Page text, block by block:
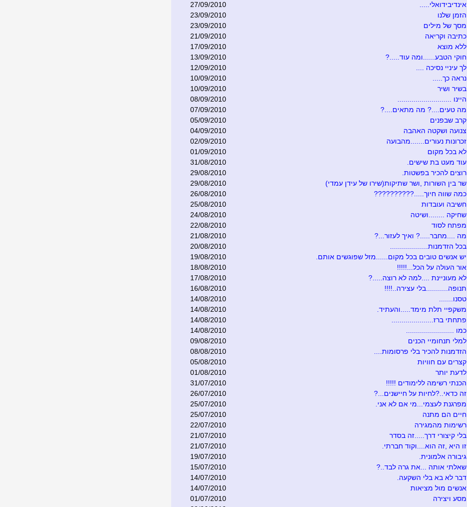
אינדיבידואלי.....
27/09/2010
הזמן שלנו
23/09/2010
מסך של מילים
23/09/2010
כתיבה וקריאה
21/09/2010
ללא מוצא
17/09/2010
חוקי הטבע......ומה עוד.....?
13/09/2010
לך עיניי נסיכה ....
12/09/2010
נראה כך.....
10/09/2010
בשיר ושיר
10/09/2010
היינו ...........................
08/09/2010
מה טעים....? מה מתאים....?
07/09/2010
קרב שבפנים
05/09/2010
צנועה ושקטה האהבה
04/09/2010
זכרונות נעורים.......מהבועה
02/09/2010
לא בכל מקום
01/09/2010
עוד מעט בת שישים.
31/08/2010
רוצים להכיר בפשטות.
29/08/2010
שר בין השורות ,ושר שתיקות(שירו של עידן עמדי)
29/08/2010
כמה שווה חיוך.....??????????
26/08/2010
חשיבה ועובדות
25/08/2010
שחיקה ........ושיטה
24/08/2010
מפתח לסוד
22/08/2010
מה ....מחבר.....? ואיך לעזור...?
21/08/2010
בכל הזדמנות...................
20/08/2010
יש אנשים טובים בכל מקום......מזל שפוגשים אותם.
19/08/2010
אור העולה על הכל...!!!!!
18/08/2010
לא מעוניינת ....למה לא רוצה.....?
17/08/2010
תנופה...........בלי עצירה..!!!!
16/08/2010
טסנו.......
14/08/2010
משקפיי תלת מימד.....והעתיד.
14/08/2010
פתחתי ברז.....................
14/08/2010
כמו ........................
14/08/2010
למלי תנחומיי הכנים
09/08/2010
הזדמנות להכיר בלי פרסומות....
08/08/2010
קצרים עם חוויות
05/08/2010
לדעת יותר
01/08/2010
הכנתי רשימה ללימודים !!!!!
31/07/2010
זה כדאי..?לחיות על חיישנים...?
26/07/2010
מפרגנת לעצמי...מי אם לא אני.
25/07/2010
חיים הם מתנה
25/07/2010
רשימות מהמגירה
22/07/2010
בלי קיצורי דרך.....זה בסדר
21/07/2010
זו היא ,זה הוא....וקוד חברתי.
21/07/2010
גיבורה אלמונית.
19/07/2010
שאלתי אותה ...את גרה לבד..?
15/07/2010
דבר לא בא בלי השקעה.
14/07/2010
אנשים מול מציאות
14/07/2010
מסע ויצירה
01/07/2010